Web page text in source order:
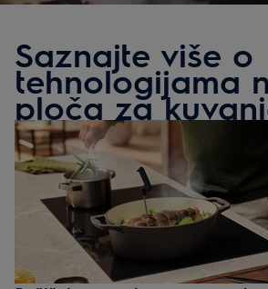
Saznajte više o
tehnologijama
ploča za